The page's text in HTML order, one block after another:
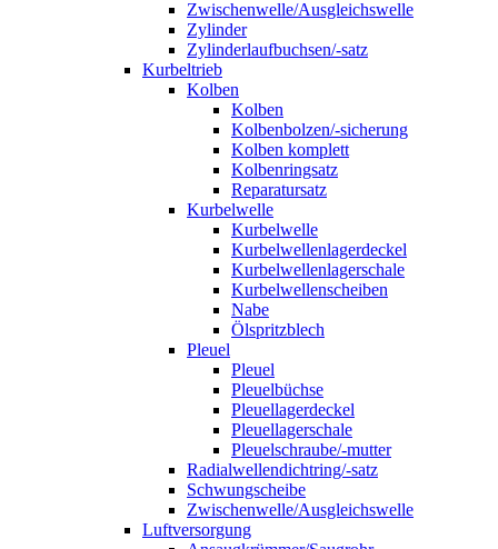
Zwischenwelle/Ausgleichswelle
Zylinder
Zylinderlaufbuchsen/-satz
Kurbeltrieb
Kolben
Kolben
Kolbenbolzen/-sicherung
Kolben komplett
Kolbenringsatz
Reparatursatz
Kurbelwelle
Kurbelwelle
Kurbelwellenlagerdeckel
Kurbelwellenlagerschale
Kurbelwellenscheiben
Nabe
Ölspritzblech
Pleuel
Pleuel
Pleuelbüchse
Pleuellagerdeckel
Pleuellagerschale
Pleuelschraube/-mutter
Radialwellendichtring/-satz
Schwungscheibe
Zwischenwelle/Ausgleichswelle
Luftversorgung